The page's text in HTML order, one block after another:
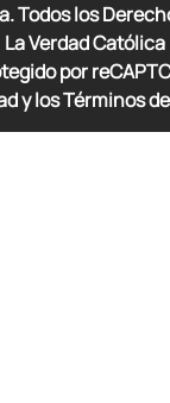
Todos los
La Verdad Católica
por
y los Términos